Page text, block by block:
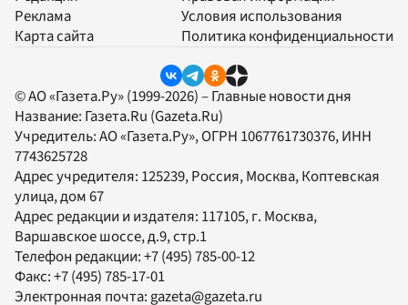
Реклама
Карта сайта
Условия использования
Политика конфиденциальности
© АО «Газета.Ру» (1999-2026) – Главные новости дня
Название: Газета.Ru (Gazeta.Ru)
Учредитель:АО «Газета.Ру», ОГРН 1067761730376, ИНН
7743625728
Адрес учредителя: 125239, Россия, Москва, Коптевская
улица, дом 67
Адрес редакции и издателя: 117105, г. Москва,
Варшавское шоссе, д.9, стр.1
Телефон редакции:+7 (495) 785-00-12
Факс:+7 (495) 785-17-01
Электронная почта:gazeta@gazeta.ru